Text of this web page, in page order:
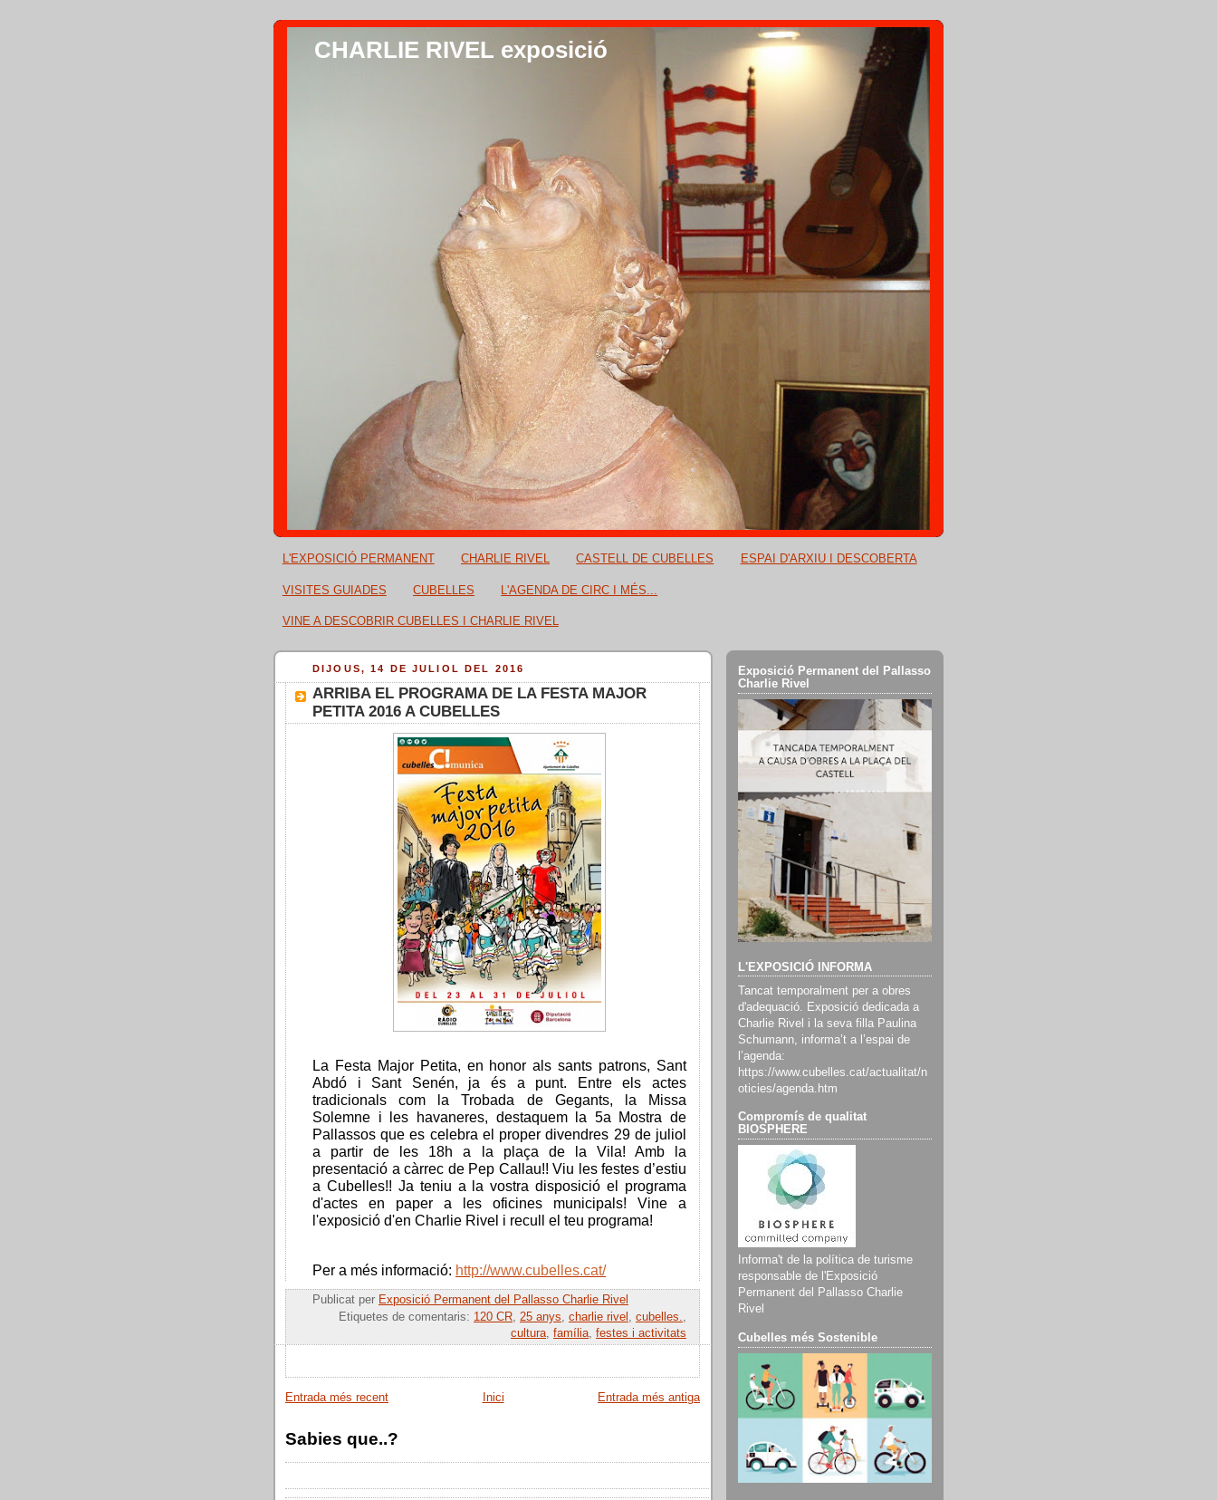
CHARLIE RIVEL exposició
L'EXPOSICIÓ PERMANENT CHARLIE RIVEL CASTELL DE CUBELLES ESPAI D'ARXIU I DESCOBERTA
VISITES GUIADES CUBELLES L'AGENDA DE CIRC I MÉS...
VINE A DESCOBRIR CUBELLES I CHARLIE RIVEL
DIJOUS, 14 DE JULIOL DEL 2016
ARRIBA EL PROGRAMA DE LA FESTA MAJOR
PETITA 2016 A CUBELLES
La Festa Major Petita, en honor als sants patrons, Sant
Abdó i Sant Senén, ja és a punt. Entre els actes
tradicionals com la Trobada de Gegants, la Missa
Solemne i les havaneres, destaquem la 5a Mostra de
Pallassos que es celebra el proper divendres 29 de juliol
a partir de les 18h a la plaça de la Vila! Amb la
presentació a càrrec de Pep Callau!! Viu les festes d’estiu
a Cubelles!! Ja teniu a la vostra disposició el programa
d'actes en paper a les oficines municipals! Vine a
l'exposició d'en Charlie Rivel i recull el teu programa!
Per a més informació: http://www.cubelles.cat/
Publicat per Exposició Permanent del Pallasso Charlie Rivel
Etiquetes de comentaris: 120 CR, 25 anys, charlie rivel , cubelles.,
cultura, família, festes i activitats
Entrada més recent Entrada més antiga
Inici
Sabies que..?
Exposició Permanent del Pallasso
Charlie Rivel
L'EXPOSICIÓ INFORMA
Tancat temporalment per a obres
d'adequació. Exposició dedicada a
Charlie Rivel i la seva filla Paulina
Schumann, informa’t a l’espai de
l’agenda:
https://www.cubelles.cat/actualitat/n
oticies/agenda.htm
Compromís de qualitat
BIOSPHERE
Informa't de la política de turisme
responsable de l'Exposició
Permanent del Pallasso Charlie
Rivel
Cubelles més Sostenible